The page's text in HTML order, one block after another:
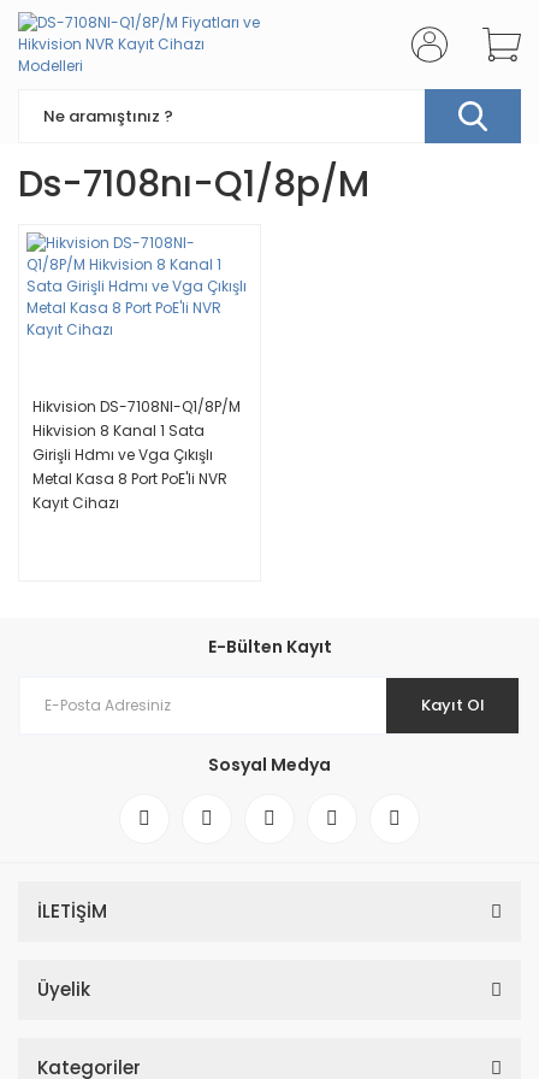
Ds-7108nı-Q1/8p/m
Hikvision DS-7108NI-Q1/8P/M
Hikvision 8 Kanal 1 Sata
Girişli Hdmı ve Vga Çıkışlı
Metal Kasa 8 Port PoE'li NVR
Kayıt Cihazı
E-Bülten Kayıt
Kayıt Ol
Sosyal Medya
İLETİŞİM
Üyelik
Kategoriler